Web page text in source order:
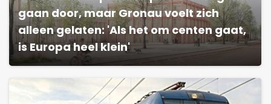
gaan door, maar Gronau voelt zich
alleen gelaten: 'Als het om centen gaat,
is Europa heel klein'